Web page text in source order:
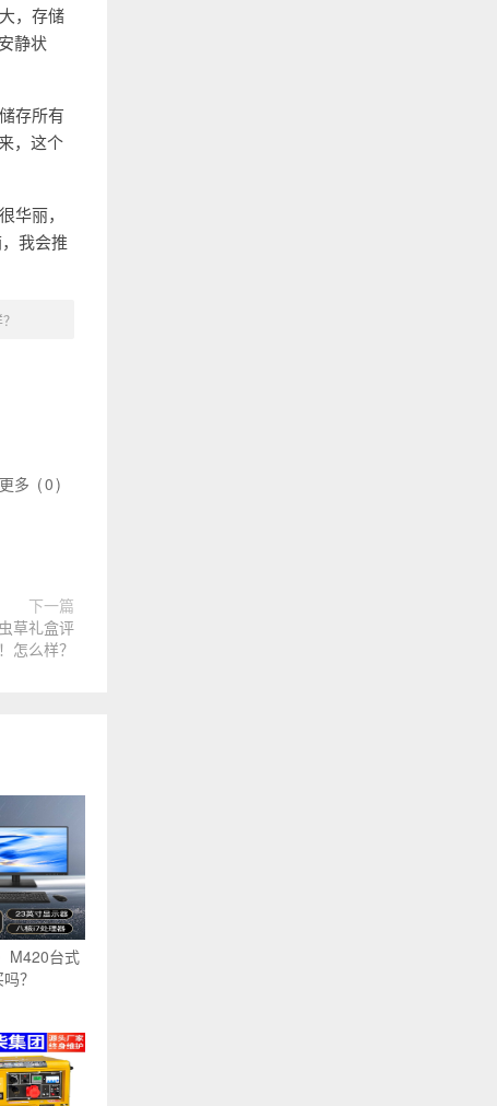
，存储
静状
存所有
，这个
华丽，
我会推
更多 (0)
下一篇
草礼盒评
怎么样？
M420台式
？